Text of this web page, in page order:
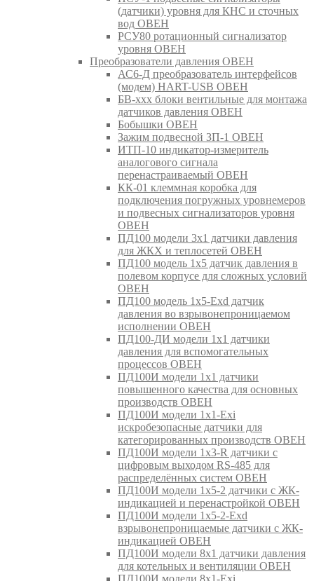
(датчики) уровня для КНС и сточных
вод ОВЕН
РСУ80 ротационный сигнализатор
уровня ОВЕН
Преобразователи давления ОВЕН
АС6-Д преобразователь интерфейсов
(модем) HART-USB ОВЕН
БВ-ххх блоки вентильные для монтажа
датчиков давления ОВЕН
Бобышки ОВЕН
Зажим подвесной ЗП-1 ОВЕН
ИТП-10 индикатор-измеритель
аналогового сигнала
перенастраиваемый ОВЕН
КК-01 клеммная коробка для
подключения погружных уровнемеров
и подвесных сигнализаторов уровня
ОВЕН
ПД100 модели 3х1 датчики давления
для ЖКХ и теплосетей ОВЕН
ПД100 модель 1х5 датчик давления в
полевом корпусе для сложных условий
ОВЕН
ПД100 модель 1х5-Exd датчик
давления во взрывонепроницаемом
исполнении ОВЕН
ПД100-ДИ модели 1х1 датчики
давления для вспомогательных
процессов ОВЕН
ПД100И модели 1х1 датчики
повышенного качества для основных
производств ОВЕН
ПД100И модели 1х1-Exi
искробезопасные датчики для
категорированных производств ОВЕН
ПД100И модели 1х3-R датчики с
цифровым выходом RS-485 для
распределённых систем ОВЕН
ПД100И модели 1х5-2 датчики с ЖК-
индикацией и перенастройкой ОВЕН
ПД100И модели 1х5-2-Exd
взрывонепроницаемые датчики с ЖК-
индикацией ОВЕН
ПД100И модели 8х1 датчики давления
для котельных и вентиляции ОВЕН
ПД100И модели 8х1-Exi